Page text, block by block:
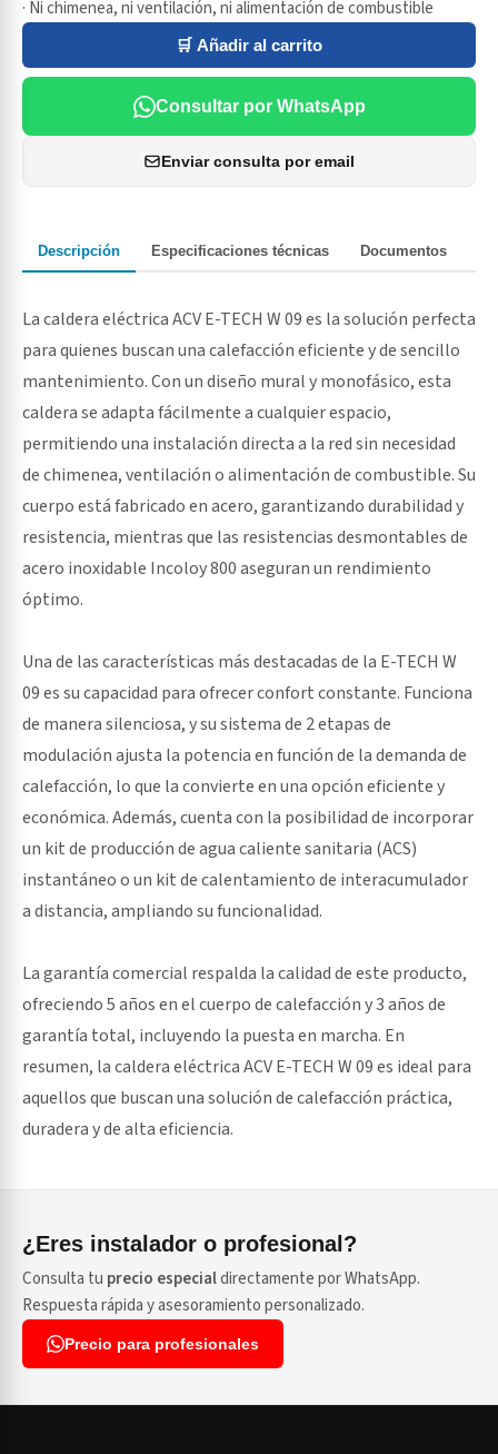
· Ni chimenea, ni ventilación, ni alimentación de combustible
🛒 Añadir al carrito
Consultar por WhatsApp
Enviar consulta por email
Descripción Especificaciones técnicas Documentos
La caldera eléctrica ACV E-TECH W 09 es la solución perfecta
para quienes buscan una calefacción eficiente y de sencillo
mantenimiento. Con un diseño mural y monofásico, esta
caldera se adapta fácilmente a cualquier espacio,
permitiendo una instalación directa a la red sin necesidad
de chimenea, ventilación o alimentación de combustible. Su
cuerpo está fabricado en acero, garantizando durabilidad y
resistencia, mientras que las resistencias desmontables de
acero inoxidable Incoloy 800 aseguran un rendimiento
óptimo.
Una de las características más destacadas de la E-TECH W
09 es su capacidad para ofrecer confort constante. Funciona
de manera silenciosa, y su sistema de 2 etapas de
modulación ajusta la potencia en función de la demanda de
calefacción, lo que la convierte en una opción eficiente y
económica. Además, cuenta con la posibilidad de incorporar
un kit de producción de agua caliente sanitaria (ACS)
instantáneo o un kit de calentamiento de interacumulador
a distancia, ampliando su funcionalidad.
La garantía comercial respalda la calidad de este producto,
ofreciendo 5 años en el cuerpo de calefacción y 3 años de
garantía total, incluyendo la puesta en marcha. En
resumen, la caldera eléctrica ACV E-TECH W 09 es ideal para
aquellos que buscan una solución de calefacción práctica,
duradera y de alta eficiencia.
¿Eres instalador o profesional?
Consulta tu precio especialdirectamente por WhatsApp.
Respuesta rápida y asesoramiento personalizado.
Precio para profesionales